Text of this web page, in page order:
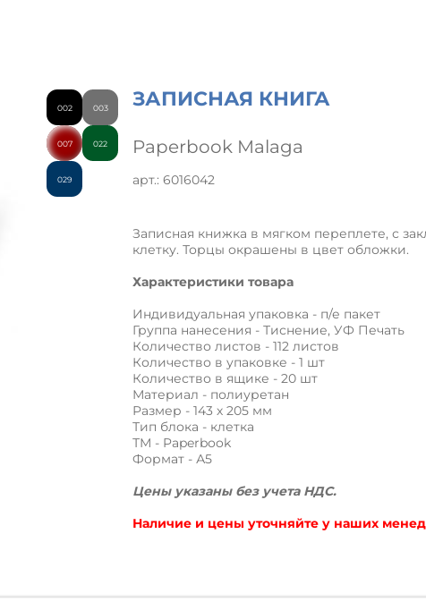
002 003
007 022
029
ЗАПИСНАЯ КНИГА
Paperbook Malaga
арт.: 6016042
Записная книжка в мягком переплете, с
клетку. Торцы окрашены в цвет обложки.
Характеристики товара
Индивидуальная упаковка - п/е пакет
Группа нанесения - Тиснение, УФ Печать
Количество листов - 112 листов
Количество в упаковке - 1 шт
Количество в ящике - 20 шт
Материал - полиуретан
Размер - 143 х 205 мм
Тип блока - клетка
ТМ - Paperbook
Формат - А5
Цены указаны без учета НДС.
Наличие и цены уточняйте у наших